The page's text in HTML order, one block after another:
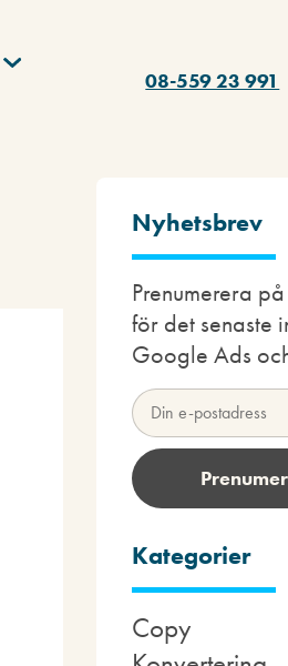
08-559 23 991
Nyhetsbrev
Prenumerera
för det senaste
Google Ads
Kategorier
Copy